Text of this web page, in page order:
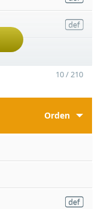
10 / 210
Orden